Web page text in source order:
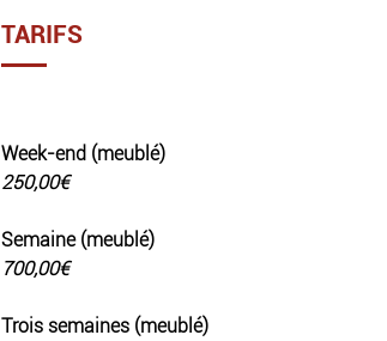
TARIFS
Week-end (meublé)
250,00€
Semaine (meublé)
700,00€
Trois semaines (meublé)